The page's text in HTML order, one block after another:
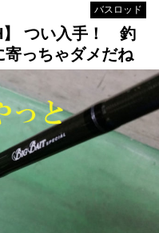
バスロッド
】 つい入手！ 釣
寄っちゃダメだね